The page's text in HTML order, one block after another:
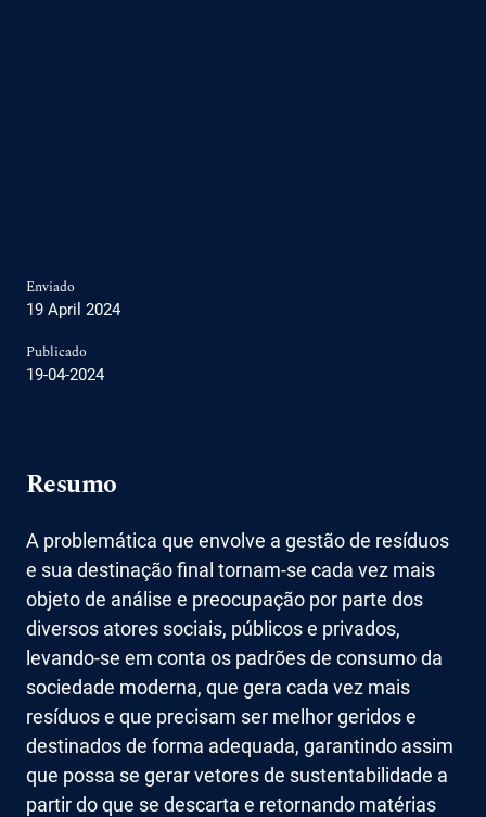
Enviado
19 April 2024
Publicado
19-04-2024
Resumo
A problemática que envolve a gestão de resíduos
e sua destinação final tornam-se cada vez mais
objeto de análise e preocupação por parte dos
diversos atores sociais, públicos e privados,
levando-se em conta os padrões de consumo da
sociedade moderna, que gera cada vez mais
resíduos e que precisam ser melhor geridos e
destinados de forma adequada, garantindo assim
que possa se gerar vetores de sustentabilidade a
partir do que se descarta e retornando matérias